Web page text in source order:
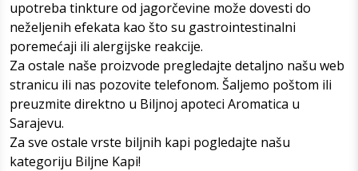
upotreba tinkture od jagorčevine može dovesti do
neželjenih efekata kao što su gastrointestinalni
poremećaji ili alergijske reakcije.
Za ostale naše proizvode pregledajte detaljno našu web
stranicu ili nas pozovite telefonom. Šaljemo poštom ili
preuzmite direktno u Biljnoj apoteci Aromatica u
Sarajevu.
Za sve ostale vrste biljnih kapi pogledajte našu
kategoriju Biljne Kapi!